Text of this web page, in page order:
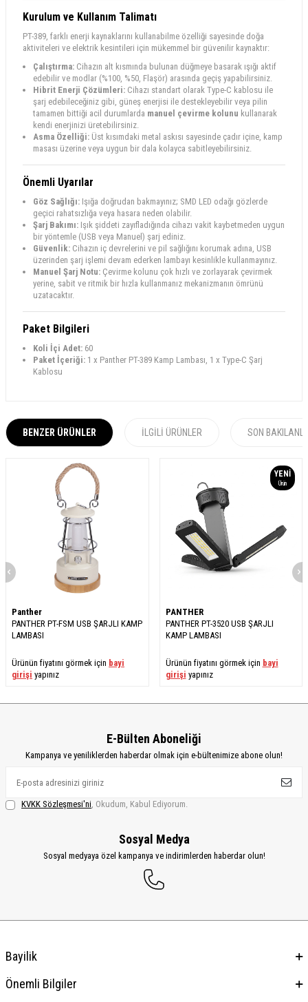
Kurulum ve Kullanım Talimatı
PT-389, farklı enerji kaynaklarını kullanabilme özelliği sayesinde doğa
aktiviteleri ve elektrik kesintileri için mükemmel bir güvenilir kaynaktır:
Çalıştırma: Cihazın alt kısmında bulunan düğmeye basarak ışığı aktif
edebilir ve modlar (%100, %50, Flaşör) arasında geçiş yapabilirsiniz.
Hibrit Enerji Çözümleri: Cihazı standart olarak Type-C kablosu ile
şarj edebileceğiniz gibi, güneş enerjisi ile destekleyebilir veya pilin
tamamen bittiği acil durumlarda manuel çevirme kolunu kullanarak
kendi enerjinizi üretebilirsiniz.
Asma Özelliği: Üst kısımdaki metal askısı sayesinde çadır içine, kamp
masası üzerine veya uygun bir dala kolayca sabitleyebilirsiniz.
Önemli Uyarılar
Göz Sağlığı: Işığa doğrudan bakmayınız; SMD LED odağı gözlerde
geçici rahatsızlığa veya hasara neden olabilir.
Şarj Bakımı: Işık şiddeti zayıfladığında cihazı vakit kaybetmeden uygun
bir yöntemle (USB veya Manuel) şarj ediniz.
Güvenlik: Cihazın iç devrelerini ve pil sağlığını korumak adına, USB
üzerinden şarj işlemi devam ederken lambayı kesinlikle kullanmayınız.
Manuel Şarj Notu: Çevirme kolunu çok hızlı ve zorlayarak çevirmek
yerine, sabit ve ritmik bir hızla kullanmanız mekanizmanın ömrünü
uzatacaktır.
Paket Bilgileri
Koli İçi Adet: 60
Paket İçeriği: 1 x Panther PT-389 Kamp Lambası, 1 x Type-C Şarj
Kablosu
BENZER ÜRÜNLER İLGILI ÜRÜNLER SON
Panther
PANTHER PT-FSM USB ŞARJLI KAMP
LAMBASI
Ürünün fiyatını görmek için bayi
girişi yapınız
YENI
Ürün
PANTHER
PANTHER PT-3520 USB ŞARJLI
KAMP LAMBASI
Ürünün fiyatını görmek için bayi
girişi yapınız
E-Bülten Aboneliği
Kampanya ve yeniliklerden haberdar olmak için e-bültenimize abone olun!
KVKK Sözleşmesi'ni, Okudum, Kabul Ediyorum.
Sosyal Medya
Sosyal medyaya özel kampanya ve indirimlerden haberdar olun!
Bayilik
Önemli Bilgiler